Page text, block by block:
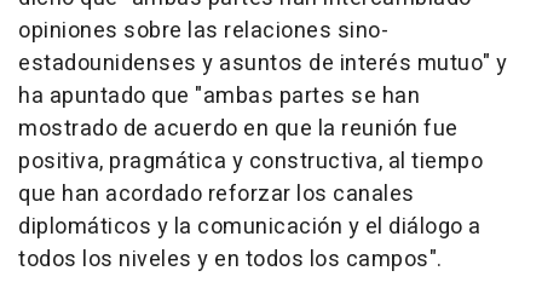
opiniones sobre las relaciones sino-
estadounidenses y asuntos de interés mutuo" y
ha apuntado que "ambas partes se han
mostrado de acuerdo en que la reunión fue
positiva, pragmática y constructiva, al tiempo
que han acordado reforzar los canales
diplomáticos y la comunicación y el diálogo a
todos los niveles y en todos los campos".